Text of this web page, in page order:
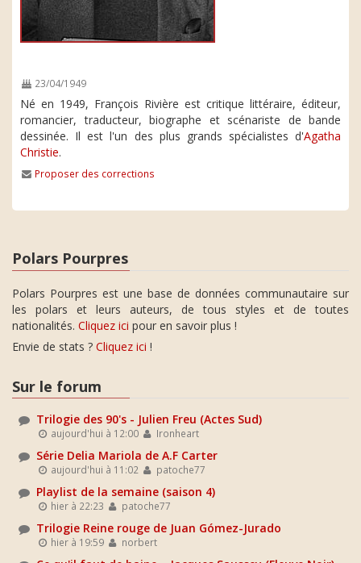
23/04/1949
Né en 1949, François Rivière est critique littéraire, éditeur,
romancier, traducteur, biographe et scénariste de bande
dessinée. Il est l'un des plus grands spécialistes d'Agatha
Christie.
Proposer des corrections
Polars Pourpres
Polars Pourpres est une base de données communautaire sur
les polars et leurs auteurs, de tous styles et de toutes
nationalités. Cliquez ici pour en savoir plus !
Envie de stats ? Cliquez ici !
Sur le forum
Trilogie des 90's - Julien Freu (Actes Sud)
aujourd'hui à 12:00 Ironheart
Série Delia Mariola de A.F Carter
aujourd'hui à 11:02 patoche77
Playlist de la semaine (saison 4)
hier à 22:23 patoche77
Trilogie Reine rouge de Juan Gómez-Jurado
hier à 19:59 norbert